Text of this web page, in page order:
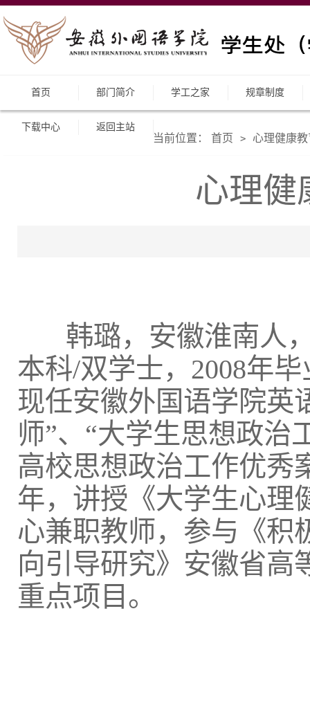
首页 部门简介 学工之家 规章制度
下载中心 返回主站
当前位置： 首页 > 心理健康教
心理
韩璐，安徽淮南人，
本科/双学士，2008年
现任安徽外国语学院英
师”、“大学生思想政治
高校思想政治工作优秀
年，讲授《大学生心理
心兼职教师，参与《积
向引导研究》安徽省高
重点项目。